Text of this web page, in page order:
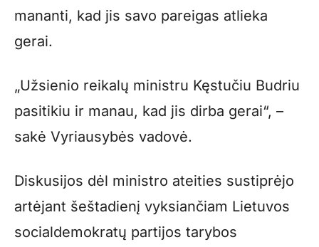
mananti, kad jis savo pareigas atlieka
gerai.
„Užsienio reikalų ministru Kęstučiu Budriu
pasitikiu ir manau, kad jis dirba gerai“, –
sakė Vyriausybės vadovė.
Diskusijos dėl ministro ateities sustiprėjo
artėjant šeštadienį vyksiančiam Lietuvos
socialdemokratų partijos tarybos